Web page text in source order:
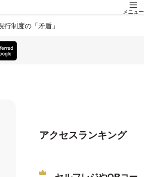
メニュー
制度の「矛盾」
アクセスランキング